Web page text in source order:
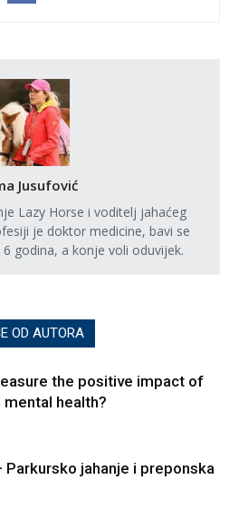
Jusufović
Lazy Horse i voditelj jahaćeg
je doktor medicine, bavi se
godina, a konje voli oduvijek.
OD AUTORA
the positive impact of
mental health?
Parkursko jahanje i preponska